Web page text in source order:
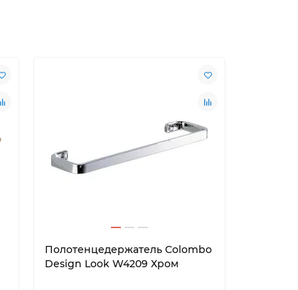
Полотенцедержатель Colombo
Design Look W4209 Хром